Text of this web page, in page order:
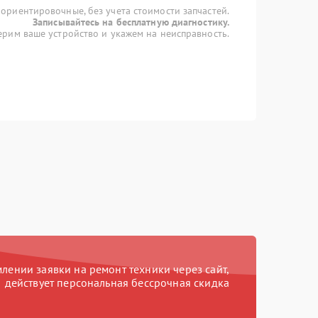
без учета стоимости запчастей.
Записывайтесь на бесплатную диагностику.
ваше устройство и укажем на неисправность.
заявки на ремонт техники через сайт,
действует персональная бессрочная скидка